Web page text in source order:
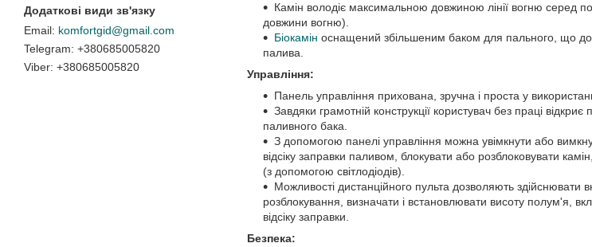
komfortgid@gmail.com
+380685005820
+380685005820
Камін володіє максимальною довжиною лінії вогню серед
довжини вогню).
Біокамін оснащений збільшеним баком для пального, що
палива.
Управління:
Панель управління прихована, зручна і проста у
Завдяки грамотній конструкції користувач без праці відкриє
паливного бака.
З допомогою панелі управління можна увімкнути або
відсіку заправки паливом, блокувати або розблоковувати
(з допомогою світлодіодів).
Можливості дистанційного пульта дозволяють здійснювати
розблокування, визначати і встановлювати висоту полум'я,
відсіку заправки.
Безпека: